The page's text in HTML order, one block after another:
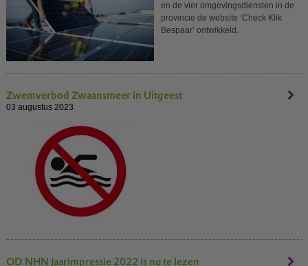
en de vier omgevingsdiensten in de
provincie de website ‘Check Klik
Bespaar’ ontwikkeld.
Zwemverbod Zwaansmeer in Uitgeest
03 augustus 2023
OD NHN Jaarimpressie 2022 is nu te lezen